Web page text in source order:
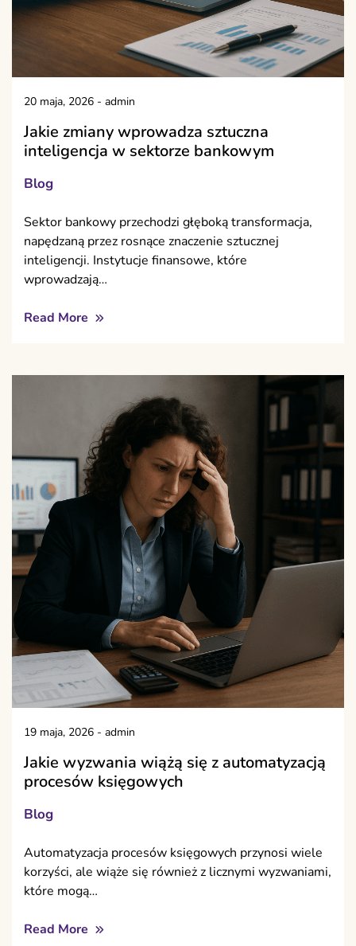
20 maja, 2026 - admin
Jakie zmiany wprowadza sztuczna
inteligencja w sektorze bankowym
Blog
Sektor bankowy przechodzi głęboką transformacja,
napędzaną przez rosnące znaczenie sztucznej
inteligencji. Instytucje finansowe, które
wprowadzają…
Read More
19 maja, 2026 - admin
Jakie wyzwania wiążą się z automatyzacją
procesów księgowych
Blog
Automatyzacja procesów księgowych przynosi wiele
korzyści, ale wiąże się również z licznymi wyzwaniami,
które mogą…
Read More